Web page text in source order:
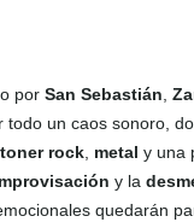
por San Sebastián,
un caos sonoro,
rock, metal y una
y la
quedarán